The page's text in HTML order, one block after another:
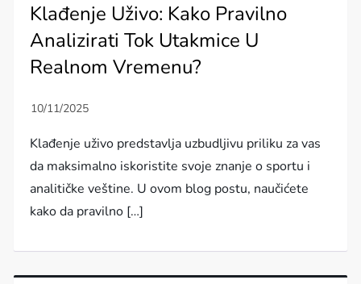
Klađenje Uživo: Kako Pravilno
Analizirati Tok Utakmice U
Realnom Vremenu?
Klađenje uživo predstavlja uzbudljivu priliku za vas
da maksimalno iskoristite svoje znanje o sportu i
analitičke veštine. U ovom blog postu, naučićete
kako da pravilno […]